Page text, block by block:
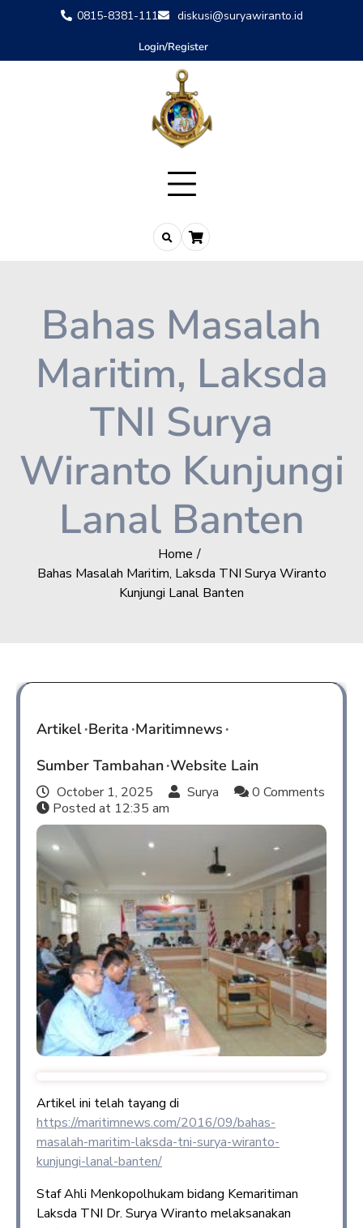
0815-8381-111 diskusi@suryawiranto.id
Login/Register
Bahas Masalah
Maritim, Laksda
TNI Surya
Wiranto Kunjungi
Lanal Banten
Home
Bahas Masalah Maritim, Laksda TNI Surya Wiranto
Kunjungi Lanal Banten
Artikel Berita Maritimnews
Sumber Tambahan Website Lain
October 1, 2025 Surya
0 Comments
Posted at 12:35 am
Artikel ini telah tayang di
https://maritimnews.com/2016/09/bahas-
masalah-maritim-laksda-tni-surya-wiranto-
kunjungi-lanal-banten/
Staf Ahli Menkopolhukam bidang Kemaritiman
Laksda TNI Dr. Surya Wiranto melaksanakan